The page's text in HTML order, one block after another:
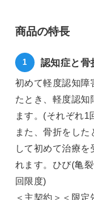
商品の特長
認知症と骨
初めて軽度認知障
たとき、軽度認知
ます。(それぞれ1
また、骨折をし
して初めて治療
れます。ひび(亀
回限度)
＜主契約＞＜限定